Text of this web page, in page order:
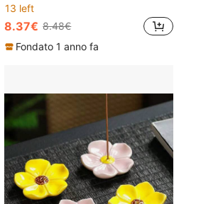
13 left
8.37€ 8.48€
Fondato 1 anno fa